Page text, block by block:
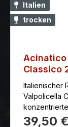
Italien
trocken
Acinatico
Classico
Italienischer
Valpolicella
trotz seines
39,50 €